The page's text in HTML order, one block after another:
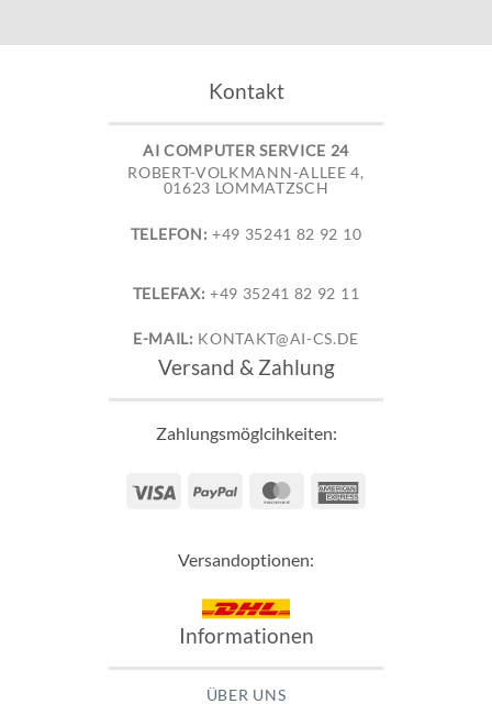
Kontakt
AI COMPUTER SERVICE 24
ROBERT-VOLKMANN-ALLEE 4,
01623 LOMMATZSCH
TELEFON: +49 35241 82 92 10
TELEFAX: +49 35241 82 92 11
E-MAIL: KONTAKT@AI-CS.DE
Versand & Zahlung
Zahlungsmöglcihkeiten:
Visa PayPal MasterCard
Versandoptionen:
Informationen
ÜBER UNS